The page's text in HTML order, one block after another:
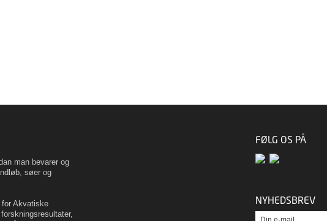
man bevarer og
søer og
for Akvatiske
FØLG OS PÅ
NYHEDSBREV